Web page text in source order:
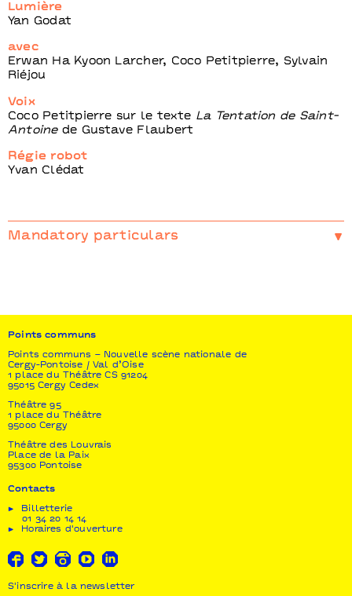
Lumière
Yan Godat
avec
Erwan Ha Kyoon Larcher, Coco Petitpierre, Sylvain
Riéjou
Voix
Coco Petitpierre sur le texte La Tentation de Saint-
Antoinede Gustave Flaubert
Régie robot
Yvan Clédat
Mandatory particulars
Fondation d’entreprise Hermès dans le cadre de son
Coproduction
Nanterre-Amandiers – Centre dramatique National,
far° festival des arts vivants Nyon / Suisse, le
création
DRAC Île-de-France pour l’aide au projet
Points communs
Points communs – Nouvelle scène nationale de
Cergy-Pontoise / Val d’Oise
1 place du Théâtre CS 91204
95015 Cergy Cedex
Théâtre 95
1 place du Théâtre
95000 Cergy
Théâtre des Louvrais
Place de la Paix
95300 Pontoise
Contacts
Billetterie
01 34 20 14 14
Horaires d'ouverture
S'inscrire à la newsletter